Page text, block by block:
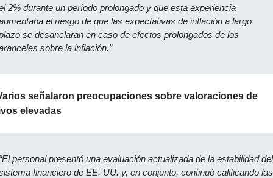
2% durante un período prolongado y que esta experiencia
el riesgo de que las expectativas de inflación a largo
se desanclaran en caso de efectos prolongados de los
sobre la inflación.”
señalaron preocupaciones sobre valoraciones de
elevadas
personal presentó una evaluación actualizada de la estabilidad del
financiero de EE. UU. y, en conjunto, continuó calificando las